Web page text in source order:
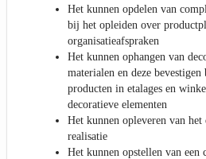
Het kunnen opdelen van
bij het opleiden over
organisatieafspraken
Het kunnen ophangen van
materialen en deze
producten in etalages en
decoratieve elementen
Het kunnen opleveren van
realisatie
Het kunnen opstellen van een